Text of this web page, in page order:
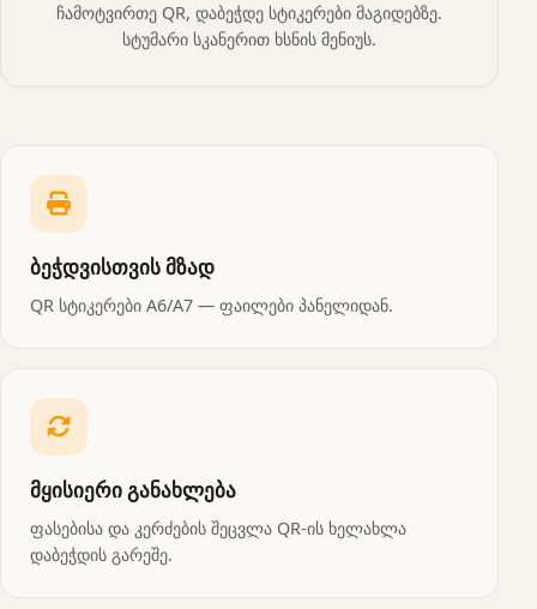
ჩამოტვირთე QR, დაბეჭდე სტიკერები მაგიდებზე.
სტუმარი სკანერით ხსნის მენიუს.
ბეჭდვისთვის მზად
QR სტიკერები A6/A7 — ფაილები პანელიდან.
მყისიერი განახლება
ფასებისა და კერძების შეცვლა QR-ის ხელახლა
დაბეჭდის გარეშე.